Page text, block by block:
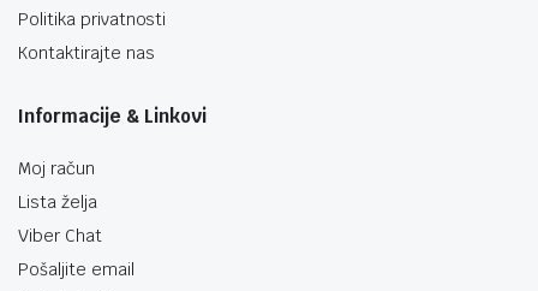
Politika privatnosti
Kontaktirajte nas
Informacije & Linkovi
Moj račun
Lista želja
Viber Chat
Pošaljite email